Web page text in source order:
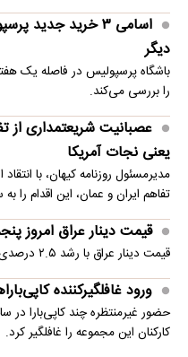
اسامی ۳ خرید
دیگر
باشگاه پرسپولیس در فاصله یک
را بررسی می‌کند.
عصبانیت شریعتمداری از
یعنی نجات آمریکا
مدیرمسئول روزنامه کیهان، با
تفاهم ایران و عمان، این اقدام را
قیمت دینار عراق امروز پنجشنبه ۱۵
قیمت دینار عراق با رشد ۲.۵ درصدی در یک هفته اخیر، به ۱۳۲.۱ تومان رسید
ورود غافلگیرکننده
حضور غیرمنتظره چند کاپی‌بارا در
کارکنان این مجموعه را غافلگیر کرد.